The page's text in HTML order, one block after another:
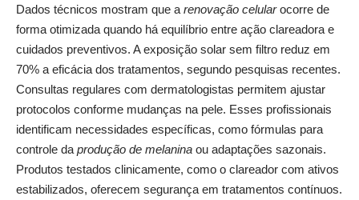
Dados técnicos mostram que a renovação celularocorre de
forma otimizada quando há equilíbrio entre ação clareadora e
cuidados preventivos. A exposição solar sem filtro reduz em
70% a eficácia dos tratamentos, segundo pesquisas recentes.
Consultas regulares com dermatologistas permitem ajustar
protocolos conforme mudanças na pele. Esses profissionais
identificam necessidades específicas, como fórmulas para
controle da produção de melanina ou adaptações sazonais.
Produtos testados clinicamente, como o clareador com ativos
estabilizados, oferecem segurança em tratamentos contínuos.